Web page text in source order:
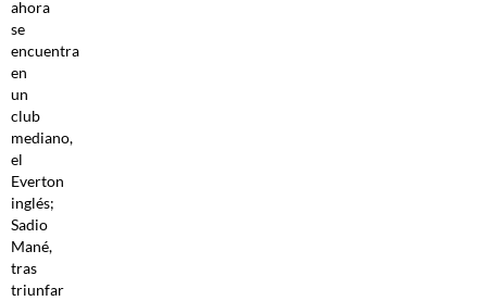
ahora
se
encuentra
en
un
club
mediano,
el
Everton
inglés;
Sadio
Mané,
tras
triunfar